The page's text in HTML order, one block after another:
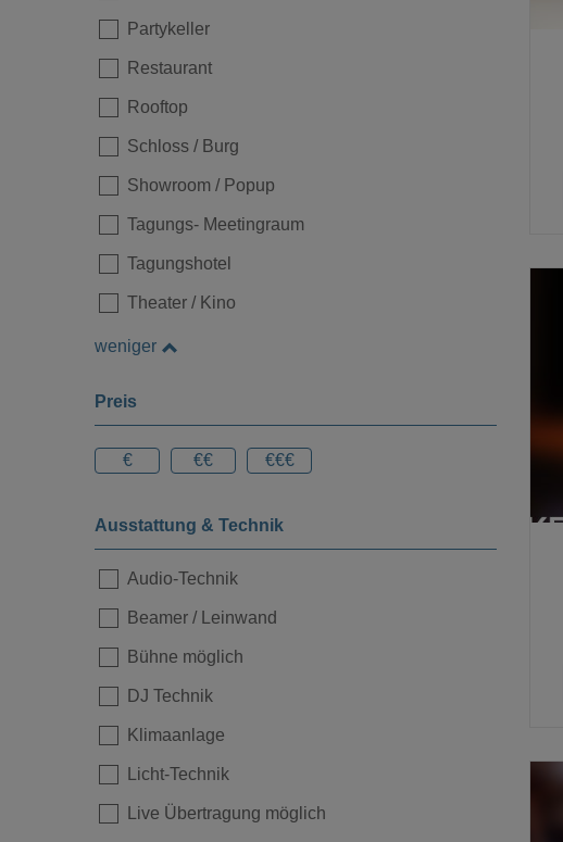
Partykeller
Restaurant
Rooftop
Schloss / Burg
Showroom / Popup
Tagungs- Meetingraum
Tagungshotel
Theater / Kino
weniger
Preis
€ €€ €€€
Ausstattung & Technik
Audio-Technik
Beamer / Leinwand
Bühne möglich
DJ Technik
Klimaanlage
Licht-Technik
Live Übertragung möglich